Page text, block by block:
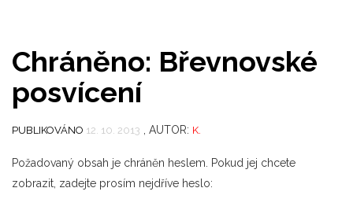
Chráněno: Břevnovské
posvícení
PUBLIKOVÁNO 12. 10. 2013 , AUTOR: K.
Požadovaný obsah je chráněn heslem. Pokud jej chcete
zobrazit, zadejte prosím nejdříve heslo: